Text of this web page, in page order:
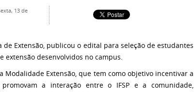
13 de
Extensão, publicou o edital para seleção de estudantes
extensão desenvolvidos no campus.
Modalidade Extensão, que tem como objetivo incentivar a
a interação entre o IFSP e a comunidade,